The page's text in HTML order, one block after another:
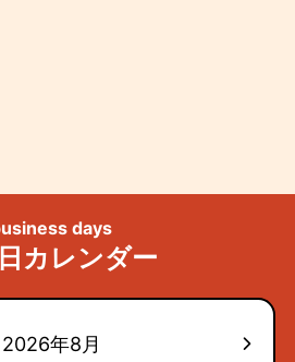
カレンダー
days
2026年8月